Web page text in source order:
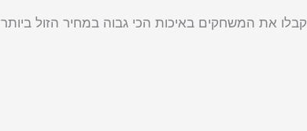
קבלו את המשחקים באיכות הכי גבוה במחיר הזול ביותר